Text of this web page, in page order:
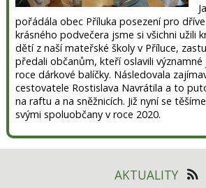
pořádála obec Příluka posezení pro
krásného podvečera jsme si všichni užili
dětí z naší mateřské školy v Příluce,
předali občanům, kteří oslavili
roce dárkové balíčky. Následovala
cestovatele Rostislava Navrátila a to
na raftu a na sněžnicích. Již nyní se
svými spoluobčany v roce 2020.
AKTUALITY